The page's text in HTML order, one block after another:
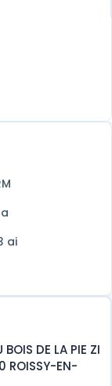
ai
DE LA PIE ZI
ROISSY-EN-